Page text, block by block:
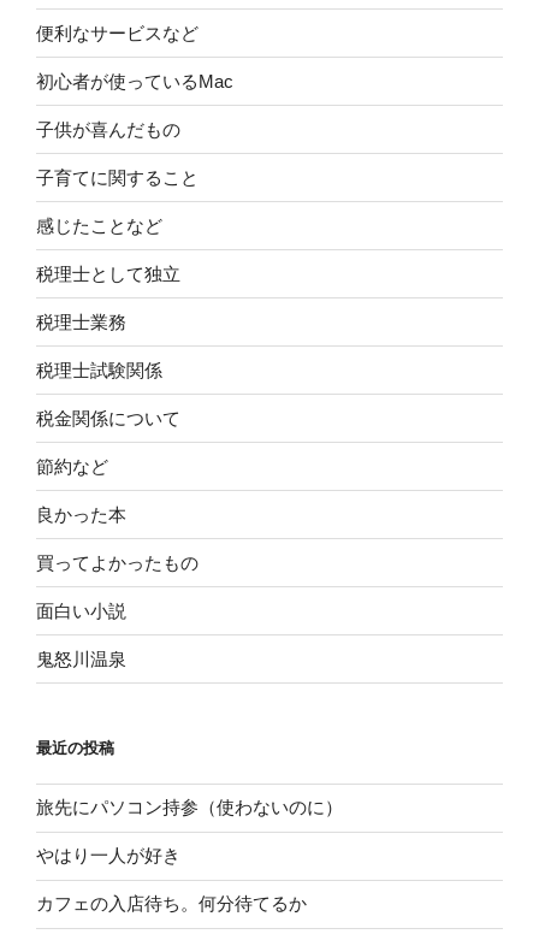
便利なサービスなど
初心者が使っているMac
子供が喜んだもの
子育てに関すること
感じたことなど
税理士として独立
税理士業務
税理士試験関係
税金関係について
節約など
良かった本
買ってよかったもの
面白い小説
鬼怒川温泉
最近の投稿
旅先にパソコン持参（使わないのに）
やはり一人が好き
カフェの入店待ち。何分待てるか